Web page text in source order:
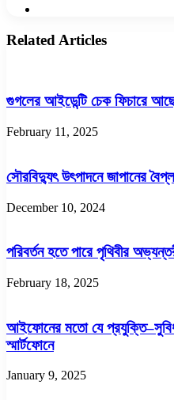
Related Articles
গুগলের আইডেন্টি চেক ফিচারে
February 11, 2025
সৌরবিদ্যুৎ উৎপাদনে জাপানের
December 10, 2024
পরিবর্তন হতে পারে পৃথিবীর
February 18, 2025
আইফোনের মতো যে
স্মার্টফোনে
January 9, 2025